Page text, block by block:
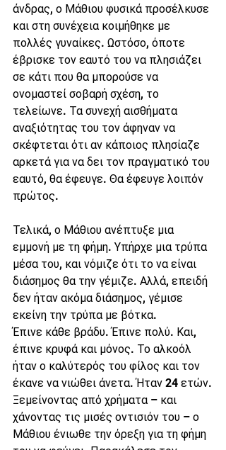
άνδρας, ο Μάθιου φυσικά προσέλκυσε
και στη συνέχεια κοιμήθηκε με
πολλές γυναίκες. Ωστόσο, όποτε
έβρισκε τον εαυτό του να πλησιάζει
σε κάτι που θα μπορούσε να
ονομαστεί σοβαρή σχέση, το
τελείωνε. Τα συνεχή αισθήματα
αναξιότητας του τον άφηναν να
σκέφτεται ότι αν κάποιος πλησίαζε
αρκετά για να δει τον πραγματικό του
εαυτό, θα έφευγε. Θα έφευγε λοιπόν
πρώτος.
Τελικά, ο Μάθιου ανέπτυξε μια
εμμονή με τη φήμη. Υπήρχε μια τρύπα
μέσα του, και νόμιζε ότι το να είναι
διάσημος θα την γέμιζε. Αλλά, επειδή
δεν ήταν ακόμα διάσημος, γέμισε
εκείνη την τρύπα με βότκα.
Έπινε κάθε βράδυ. Έπινε πολύ. Και,
έπινε κρυφά και μόνος. Το αλκοόλ
ήταν ο καλύτερός του φίλος και τον
έκανε να νιώθει άνετα. Ήταν 24 ετών.
Ξεμείνοντας από χρήματα – και
χάνοντας τις μισές οντισιόν του – ο
Μάθιου ένιωθε την όρεξη για τη φήμη